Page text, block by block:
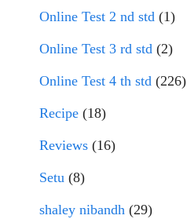
Online Test 2 nd std (1)
Online Test 3 rd std (2)
Online Test 4 th std (226)
Recipe (18)
Reviews (16)
Setu (8)
shaley nibandh (29)